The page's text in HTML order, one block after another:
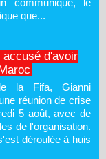
communiqué, le
que...
accusé d'avoir
la Fifa, Gianni
réunion de crise
5 août, avec de
de l'organisation.
déroulée à huis